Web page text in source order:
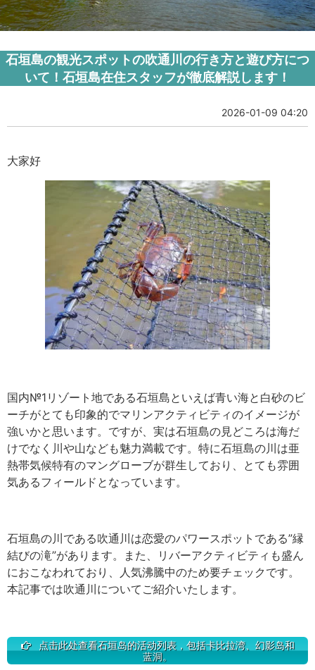
石垣島の観光スポットの吹通川の行き方と遊び方につ
いて！石垣島在住スタッフが徹底解説します！
2026-01-09 04:20
大家好
国内№1リゾート地である石垣島といえば青い海と白砂のビ
ーチがとても印象的でマリンアクティビティのイメージが
強いかと思います。ですが、実は石垣島の見どころは海だ
けでなく川や山なども魅力満載です。特に石垣島の川は亜
熱帯気候特有のマングローブが群生しており、とても雰囲
気あるフィールドとなっています。
石垣島の川である吹通川は恋愛のパワースポットである”縁
結びの滝”があります。また、リバーアクティビティも盛ん
におこなわれており、人気沸騰中のため要チェックです。
本記事では吹通川についてご紹介いたします。
点击此处查看石垣岛的活动列表，包括卡比拉湾、幻影岛和
蓝洞。